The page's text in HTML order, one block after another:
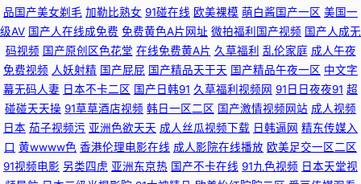
AV 91每日大赛 91综合探花 熟女偷拍视频 97手机电影院 久久香网站 五月天
五码 91伊人视频 久久国产欧洲 在线观看污网站 东京热久久 日韩精彩视频
先锋资源网 91黄色操逼网站 91主播在线视频 美女和91 av搬运工 91自慰影
视 91大香蕉在线 丁香五月激情图片 国产91原创视频综合 婷婷福利导航 青草
品国产美女剃毛 加勒比熟女 91碰在线 欧美裸模 萌白酱国产一区 美国一
级AV 国产人在线成免费 免费黄色A片网址 微拍福利国产视频 国产人成无
码视频 国产原创区色花堂 在线免费黄A片 久草福利 乱伦家庭 成人午夜
免费视频 人妖射精 国产屁屁 国产精品天干天 国产精品午夜一区 中文字
幕无码人妻 日本不卡二区 国产日韩91 久草福利视频网 91日日夜夜91 超
碰碰天天操 91草草酒店视频 韩日一区二区 国产激情视频网站 成人视频
日本 茄子视频污 亚洲色欲天天 成人丝瓜视频下载 日韩逼网 精东传媒入
口 黄wwww色 香港伦理电影在线 成人影院在线播放 欧美足交一区二区
91视频电影 另类四虎 亚洲东京热 国产不卡在线 91九色视频 日本天堂视